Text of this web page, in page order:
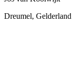
Dreumel, Gelderland